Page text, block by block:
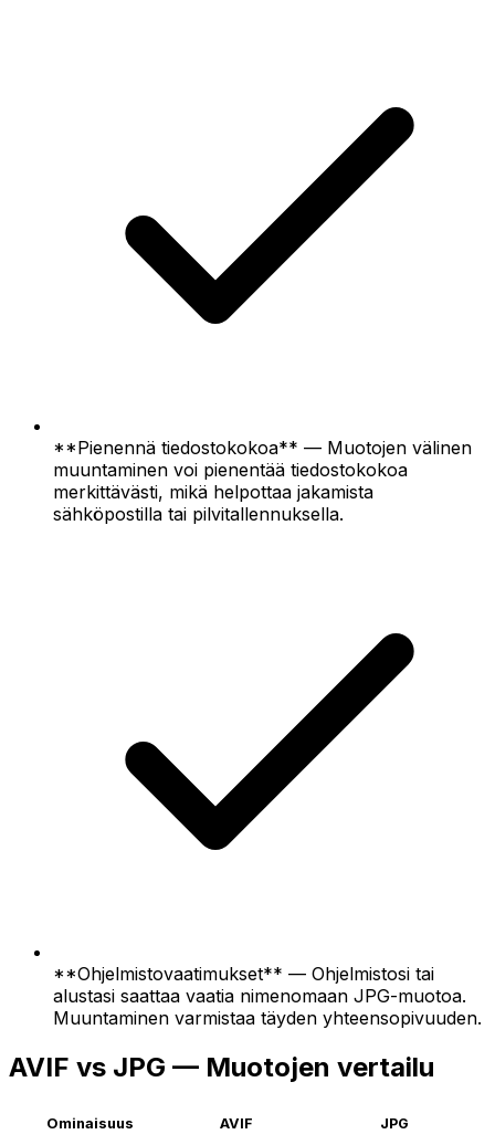
**Pienennä tiedostokokoa** — Muotojen välinen
muuntaminen voi pienentää tiedostokokoa
merkittävästi, mikä helpottaa jakamista
sähköpostilla tai pilvitallennuksella.
**Ohjelmistovaatimukset** — Ohjelmistosi tai
alustasi saattaa vaatia nimenomaan JPG-muotoa.
Muuntaminen varmistaa täyden yhteensopivuuden.
AVIF vs JPG — Muotojen vertailu
Ominaisuus AVIF JPG